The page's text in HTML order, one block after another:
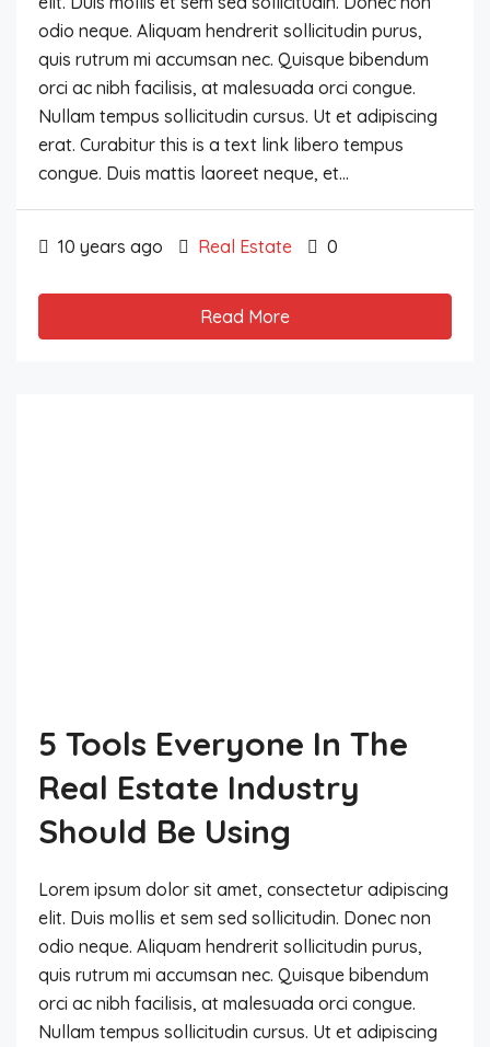
odio neque. Aliquam hendrerit sollicitudin purus,
quis rutrum mi accumsan nec. Quisque bibendum
orci ac nibh facilisis, at malesuada orci congue.
Nullam tempus sollicitudin cursus. Ut et adipiscing
erat. Curabitur this is a text link libero tempus
congue. Duis mattis laoreet neque, et...
10 years ago Real Estate 0
Read More
5 Tools Everyone In The
Real Estate Industry
Should Be Using
Lorem ipsum dolor sit amet, consectetur adipiscing
elit. Duis mollis et sem sed sollicitudin. Donec non
odio neque. Aliquam hendrerit sollicitudin purus,
quis rutrum mi accumsan nec. Quisque bibendum
orci ac nibh facilisis, at malesuada orci congue.
Nullam tempus sollicitudin cursus. Ut et adipiscing